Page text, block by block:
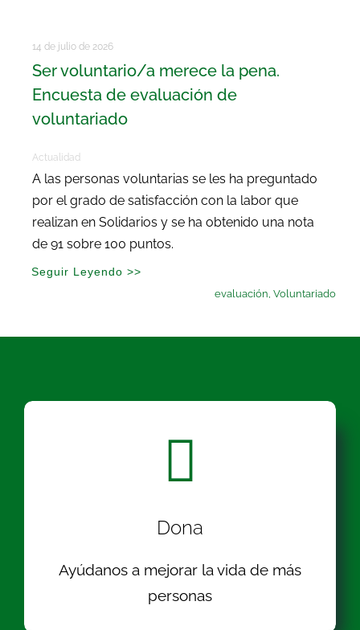
14 de julio de 2026
Ser voluntario/a merece la pena.
Encuesta de evaluación de
voluntariado
Actualidad
A las personas voluntarias se les ha preguntado
por el grado de satisfacción con la labor que
realizan en Solidarios y se ha obtenido una nota
de 91 sobre 100 puntos.
Seguir Leyendo >>
evaluación ,Voluntariado
Dona
Ayúdanos a mejorar la vida de más
personas